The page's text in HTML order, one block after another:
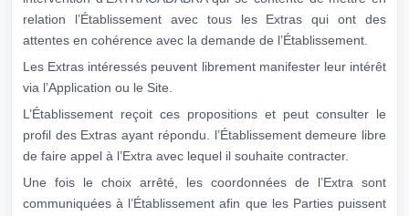
relation l’Établissement avec tous les Extras qui ont des
attentes en cohérence avec la demande de l’Établissement.
Les Extras intéressés peuvent librement manifester leur intérêt
via l’Application ou le Site.
L’Établissement reçoit ces propositions et peut consulter le
profil des Extras ayant répondu. l’Établissement demeure libre
de faire appel à l’Extra avec lequel il souhaite contracter.
Une fois le choix arrêté, les coordonnées de l’Extra sont
communiquées à l’Établissement afin que les Parties puissent